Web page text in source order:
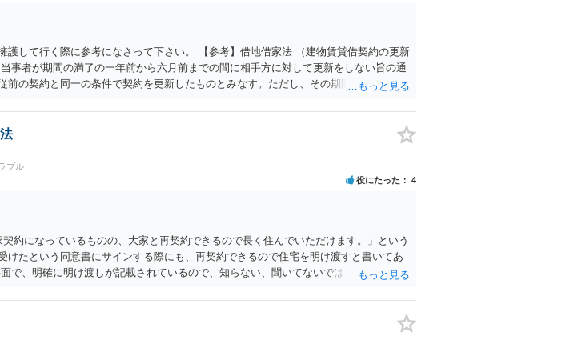
いて、建物の賃貸人が遅滞なく異議を述べなかったときも、同項と同様とする。
十六条第一項の通知又は建物の賃貸借の解約の申入れは、建物の賃貸人及び賃借人
のほか、建物の賃貸借に関する従前の経過、建物の利用状況及び建物の現況並びに
賃借人に対して財産上の給付をする旨の申出をした場合におけるその申出を考慮し
して行く際に参考になさって下さい。 【参考】借地借家法 （建物賃貸借契約の更新
者が期間の満了の一年前から六月前までの間に相手方に対して更新をしない旨の通
の契約と同一の条件で契約を更新したものとみなす。ただし、その期間は、定めが
いる場合においては、建物の転借人がする建物の使用の継続を建物の賃借人がする
規定を適用する。 （解約による建物賃貸借の終了） 第二十七条 建物の賃貸人が賃貸
借契約の更新拒絶等の要件） 第二十八条 建物の賃貸人による第二十六条第一項の通
む。以下この条において同じ。）が建物の使用を必要とする事情のほか、建物の賃
由があると認められる場合でなければ、することができない。 （建物賃貸借の期
の規定に反する特約で建物の賃借人に不利なものは、無効とする。
ブル
役にたった 4
約になっているものの、大家と再契約できるので長く住んでいただけます。」という
たという同意書にサインする際にも、再契約できるので住宅を明け渡すと書いてあ
で、明確に明け渡しが記載されているので、知らない、聞いてないでは通用しないで